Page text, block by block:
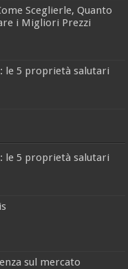
Sceglierle, Quanto
i Migliori Prezzi
le 5 proprietà salutari
le 5 proprietà salutari
sul mercato